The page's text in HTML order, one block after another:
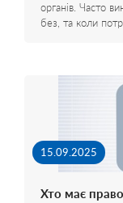
органів. Часто
без, та коли
15.09.2025
Хто має